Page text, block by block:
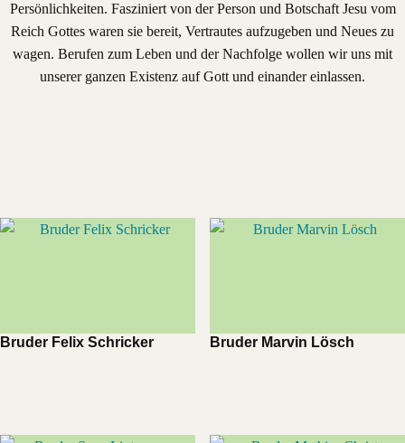
Persönlichkeiten. Fasziniert von der Person und Botschaft Jesu vom
Reich Gottes waren sie bereit, Vertrautes aufzugeben und Neues zu
wagen. Berufen zum Leben und der Nachfolge wollen wir uns mit
unserer ganzen Existenz auf Gott und einander einlassen.
Bruder Felix Schricker Bruder Marvin Lösch